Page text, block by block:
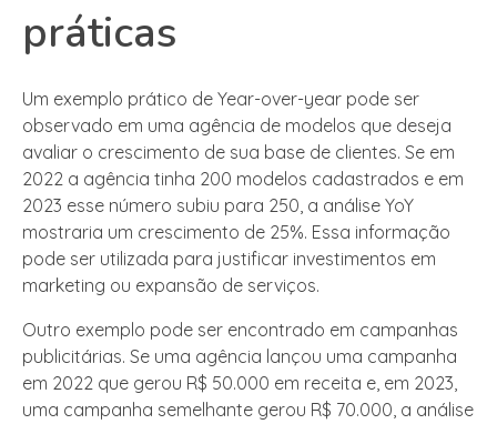
práticas
Um exemplo prático de Year-over-year pode ser
observado em uma agência de modelos que deseja
avaliar o crescimento de sua base de clientes. Se em
2022 a agência tinha 200 modelos cadastrados e em
2023 esse número subiu para 250, a análise YoY
mostraria um crescimento de 25%. Essa informação
pode ser utilizada para justificar investimentos em
marketing ou expansão de serviços.
Outro exemplo pode ser encontrado em campanhas
publicitárias. Se uma agência lançou uma campanha
em 2022 que gerou R$ 50.000 em receita e, em 2023,
uma campanha semelhante gerou R$ 70.000, a análise